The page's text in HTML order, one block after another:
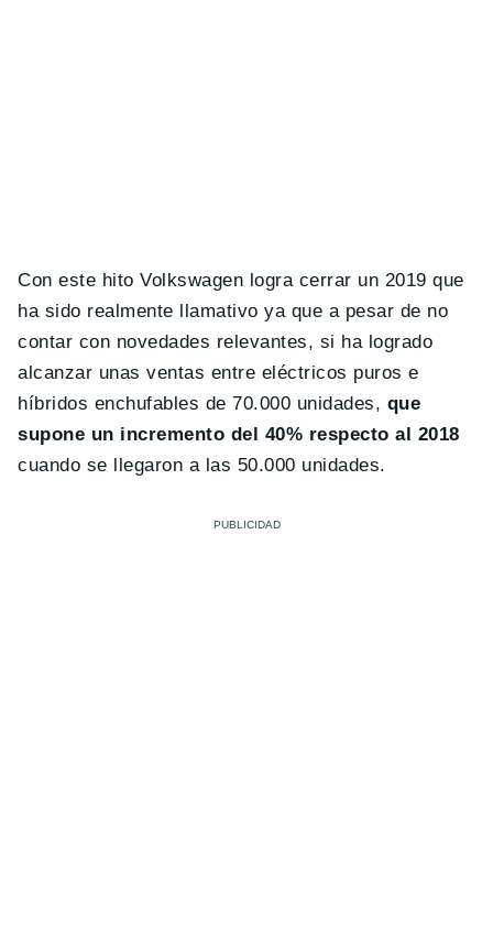
Con este hito Volkswagen logra cerrar un 2019 que
ha sido realmente llamativo ya que a pesar de no
contar con novedades relevantes, si ha logrado
alcanzar unas ventas entre eléctricos puros e
híbridos enchufables de 70.000 unidades, que
supone un incremento del 40% respecto al 2018
cuando se llegaron a las 50.000 unidades.